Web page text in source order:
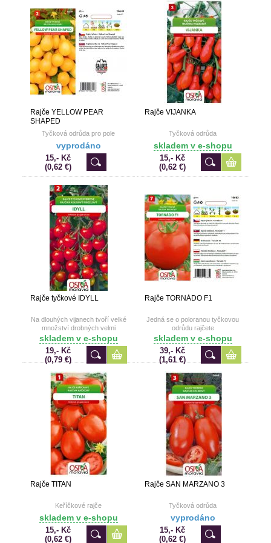
Rajče YELLOW PEAR
SHAPED
Tyčková odrůda pro pole
vyprodáno
15,- Kč
(0,62 €)
Rajče VIJANKA
Tyčková odrůda
skladem v e-shopu
15,- Kč
(0,62 €)
Rajče tyčkové IDYLL
Na dlouhých vijanech tvoří velké
množství drobných velmi
chutných rajčat
skladem v e-shopu
19,- Kč
(0,79 €)
Rajče TORNÁDO F1
Jedná se o poloranou tyčkovou
odrůdu rajčete
skladem v e-shopu
39,- Kč
(1,61 €)
Rajče TITAN
Keříčkové rajče
skladem v e-shopu
15,- Kč
(0,62 €)
Rajče SAN MARZANO 3
Tyčková odrůda
vyprodáno
15,- Kč
(0,62 €)